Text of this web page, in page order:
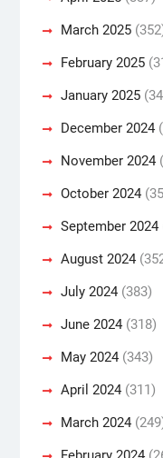
March 2025
February 2025
January 2025
December 2024
November 2024
October 2024
September 2024
August 2024
July 2024(383)
June 2024(318)
May 2024(343)
April 2024(311)
March 2024